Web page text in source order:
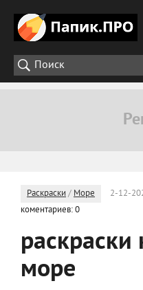
Раскраски / Море 2-12-
коментариев: 0
море